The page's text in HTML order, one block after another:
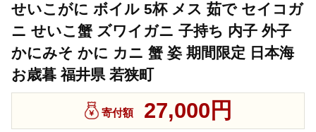
せいこがに ボイル 5杯 メス 茹で セイコガ
ニ せいこ蟹 ズワイガニ 子持ち 内子 外子
かにみそ かに カニ 蟹 姿 期間限定 日本海
お歳暮 福井県 若狭町
寄付額 27,000円